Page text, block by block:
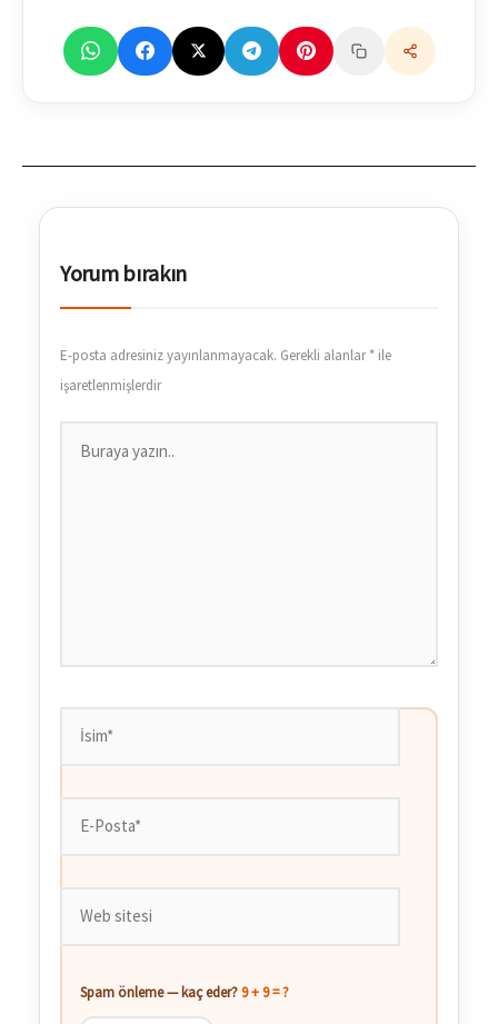
Yorum bırakın
E-posta adresiniz yayınlanmayacak. Gerekli alanlar* ile
işaretlenmişlerdir
Spam önleme — kaç eder?9 + 9 = ?